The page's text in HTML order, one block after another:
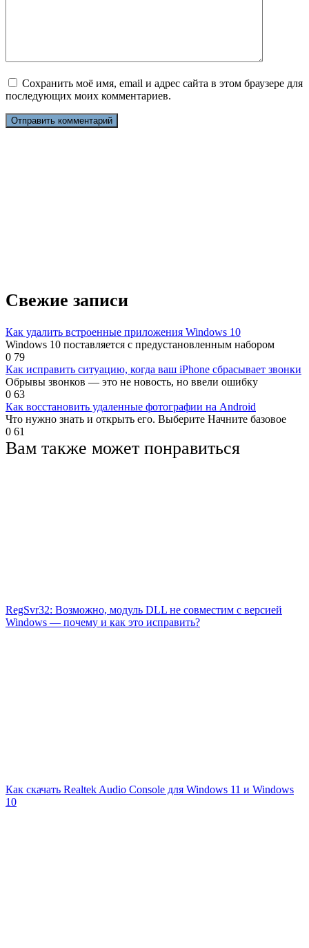
Сохранить моё имя, email и адрес сайта в этом браузере для
последующих моих комментариев.
Свежие записи
Как удалить встроенные приложения Windows 10
Windows 10 поставляется с предустановленным набором
0 79
Как исправить ситуацию, когда ваш iPhone сбрасывает звонки
Обрывы звонков — это не новость, но ввели ошибку
0 63
Как восстановить удаленные фотографии на Android
Что нужно знать и открыть его. Выберите Начните базовое
0 61
Вам также может понравиться
RegSvr32: Возможно, модуль DLL не совместим с версией
Windows — почему и как это исправить?
Как скачать Realtek Audio Console для Windows 11 и Windows
10